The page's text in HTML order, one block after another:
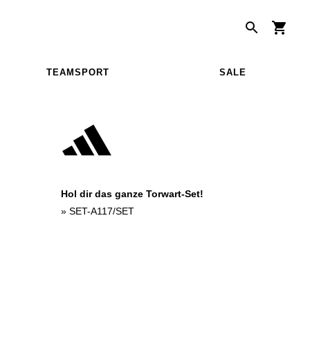
TEAMSPORT SALE
Hol dir das ganze Torwart-Set!
» SET-A117/SET